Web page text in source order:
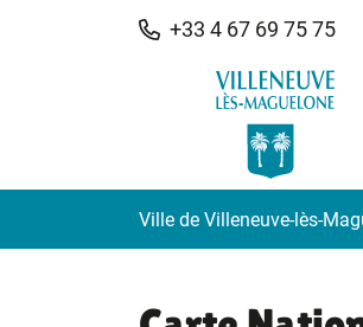
+33 4 67 69 75 75
Ville de Villeneuve-lès-